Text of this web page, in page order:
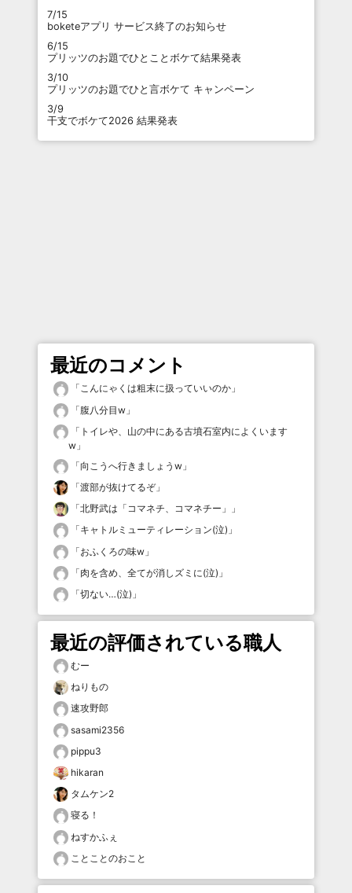
7/15
boketeアプリ サービス終了のお知らせ
6/15
プリッツのお題でひとことボケて結果発表
3/10
プリッツのお題でひと言ボケて キャンペーン
3/9
干支でボケて2026 結果発表
最近のコメント
「こんにゃくは粗末に扱っていいのか 」
「腹八分目w 」
「 トイレや、山の中にある古墳石室内によくいます
w 」
「向こうへ行きましょうw 」
「渡部が抜けてるぞ」
「北野武は「コマネチ、コマネチー」
」
「キャトルミューティレーション(泣) 」
「おふくろの味w 」
「肉を含め、全てが消しズミに(泣) 」
「切ない…(泣) 」
最近の評価されている職人
むー
ねりもの
速攻野郎
sasami2356
pippu3
hikaran
タムケン2
寝る！
ねすかふぇ
ことことのおこと